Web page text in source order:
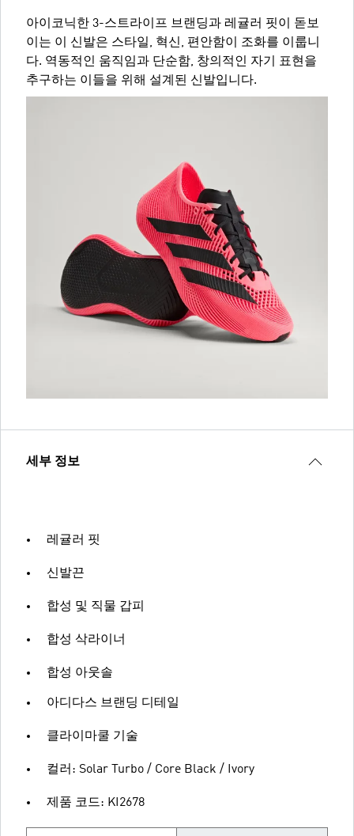
아이코닉한 3-스트라이프 브랜딩과 레귤러 핏이 돋보
이는 이 신발은 스타일, 혁신, 편안함이 조화를 이룹니
다. 역동적인 움직임과 단순함, 창의적인 자기 표현을
추구하는 이들을 위해 설계된 신발입니다.
세부 정보
레귤러 핏
신발끈
합성 및 직물 갑피
합성 삭라이너
합성 아웃솔
아디다스 브랜딩 디테일
클라이마쿨 기술
컬러: Solar Turbo / Core Black / Ivory
제품 코드: KI2678